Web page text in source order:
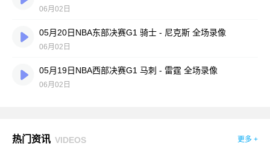
06月02日
05月20日NBA东部决赛G1 骑士 - 尼克斯 全场录像
06月02日
05月19日NBA西部决赛G1 马刺 - 雷霆 全场录像
06月02日
热门资讯 VIDEOS 更多 +